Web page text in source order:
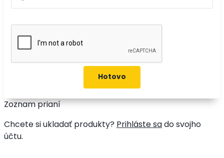
Zoznam prianí
Chcete si ukladať produkty? Prihláste sado svojho
účtu.